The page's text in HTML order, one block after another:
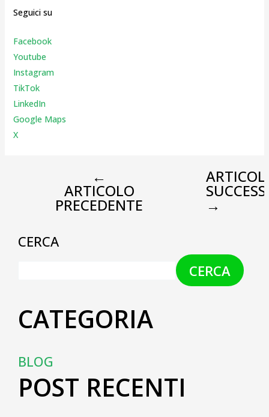
Seguici su
Facebook
Youtube
Instagram
TikTok
LinkedIn
Google Maps
X
←
ARTICOLO
PRECEDENTE →
CERCA
CERCA
CATEGORIA
BLOG
POST RECENTI